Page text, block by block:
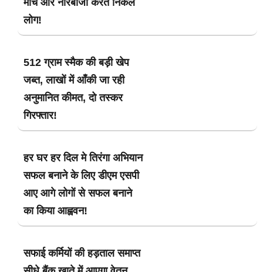
लोग!
512 ग्राम स्मैक की बड़ी खेप
जब्त, लाखों में आँकी जा रही
अनुमानित कीमत, दो तस्कर
गिरफ्तार!
हर घर हर दिल मे तिरंगा अभियान
सफल बनाने के लिए डीएम एसपी
आए आगे लोगों से सफल बनाने
का किया आह्ववन!
सफाई कर्मियों की हड़ताल समाप्त